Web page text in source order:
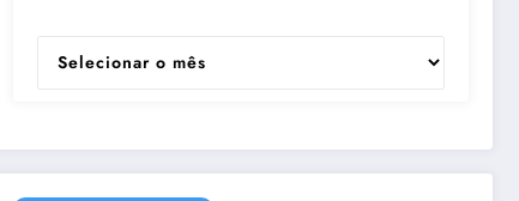
ARQUIVOS